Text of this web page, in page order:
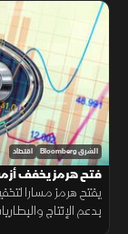
الشرق Bloomberg اقتصاد
فتح هرمز يخفف
يفتح هرمز مسارا
بدعم الإنتاج